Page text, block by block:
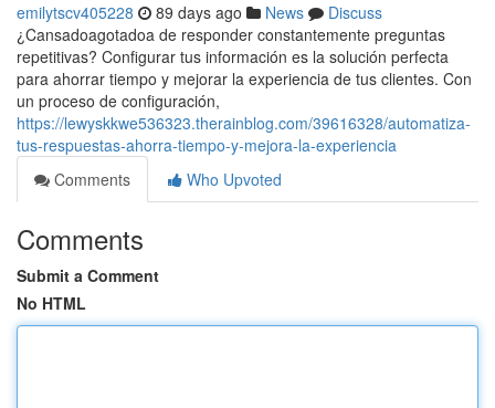
emilytscv405228 89 days ago News
Discuss
¿Cansadoagotadoa de responder constantemente preguntas
repetitivas? Configurar tus información es la solución perfecta
para ahorrar tiempo y mejorar la experiencia de tus clientes. Con
un proceso de configuración,
https://lewyskkwe536323.therainblog.com/39616328/automatiza-
tus-respuestas-ahorra-tiempo-y-mejora-la-experiencia
Comments
Who Upvoted
Comments
Submit a Comment
No HTML